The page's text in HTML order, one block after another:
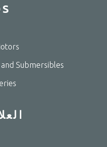
Submersibles